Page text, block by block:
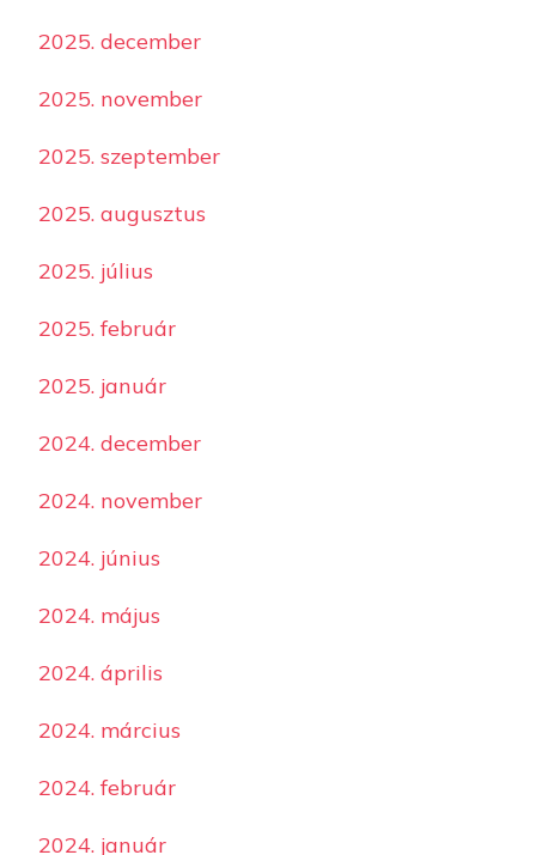
2025. december
2025. november
2025. szeptember
2025. augusztus
2025. július
2025. február
2025. január
2024. december
2024. november
2024. június
2024. május
2024. április
2024. március
2024. február
2024. január